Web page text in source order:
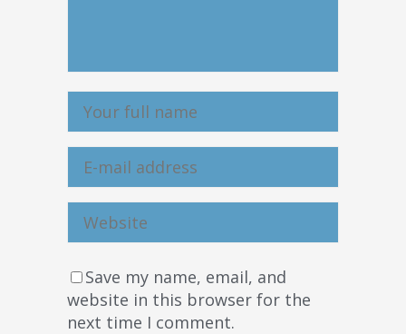
Save my name, email, and
website in this browser for the
next time I comment.